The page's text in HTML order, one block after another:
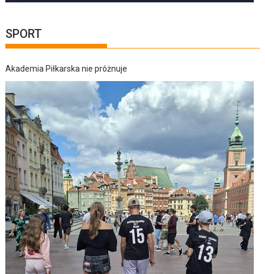
SPORT
Akademia Piłkarska nie próżnuje